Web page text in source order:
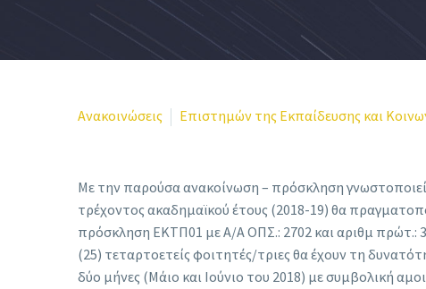
Ανακοινώσεις Επιστημών της Εκπαίδευσης και
Με την παρούσα ανακοίνωση – πρόσκληση
τρέχοντος ακαδημαϊκού έτους (2018-19) θα
πρόσκληση ΕΚΤΠ01 με Α/Α ΟΠΣ.: 2702 και αριθμ πρώτ.:
(25) τεταρτοετείς φοιτητές/τριες θα έχουν τη
δύο μήνες (Μάιο και Ιούνιο του 2018) με συμβολική